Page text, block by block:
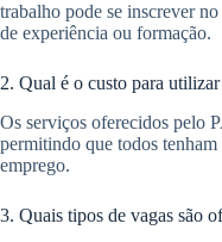
trabalho pode se inscrever
de experiência ou formação.
2. Qual é o custo para
Os serviços oferecidos pelo
permitindo que todos tenham
emprego.
3. Quais tipos de vagas são